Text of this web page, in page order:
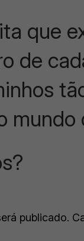
que
de
publicado.